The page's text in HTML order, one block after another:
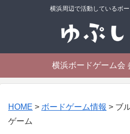
横浜周辺で活動しているボ
横浜ボードゲーム会
HOME > ボードゲーム情報 > ブ
ゲーム